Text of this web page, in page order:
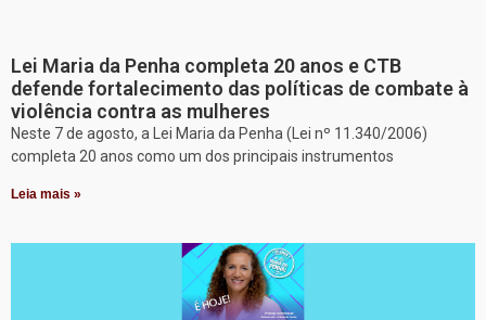
Lei Maria da Penha completa 20 anos e CTB
defende fortalecimento das políticas de combate à
violência contra as mulheres
Neste 7 de agosto, a Lei Maria da Penha (Lei nº 11.340/2006)
completa 20 anos como um dos principais instrumentos
Leia mais »